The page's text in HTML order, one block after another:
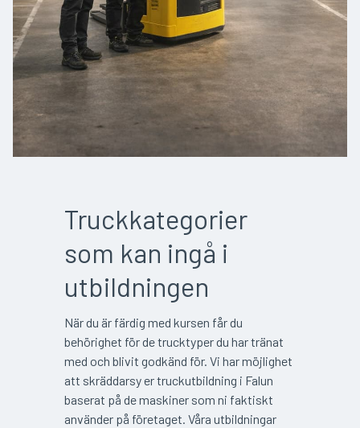
Truckkategorier
som kan ingå i
utbildningen
När du är färdig med kursen får du
behörighet för de trucktyper du har tränat
med och blivit godkänd för. Vi har möjlighet
att skräddarsy er truckutbildning i Falun
baserat på de maskiner som ni faktiskt
använder på företaget. Våra utbildningar